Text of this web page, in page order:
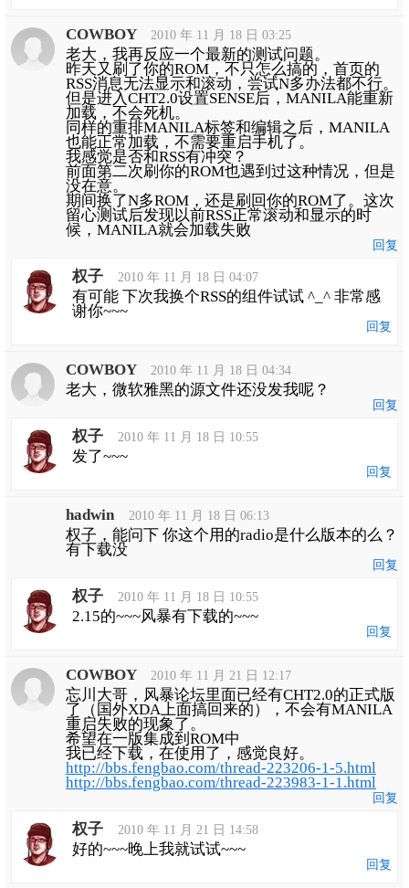
COWBOY 2010 年 11 月 18 日 03:25
老大，我再反应一个最新的测试问题。
昨天又刷了你的ROM，不只怎么搞的，首页的
RSS消息无法显示和滚动，尝试N多办法都不行。
但是进入CHT2.0设置SENSE后，MANILA能重新
加载，不会死机。
同样的重排MANILA标签和编辑之后，MANILA
也能正常加载，不需要重启手机了。
我感觉是否和RSS有冲突？
前面第二次刷你的ROM也遇到过这种情况，但是
没在意。
期间换了N多ROM，还是刷回你的ROM了。这次
留心测试后发现以前RSS正常滚动和显示的时
候，MANILA就会加载失败
回复
权子 2010 年 11 月 18 日 04:07
有可能 下次我换个RSS的组件试试 ^_^ 非常感
谢你~~~
回复
COWBOY 2010 年 11 月 18 日 04:34
老大，微软雅黑的源文件还没发我呢？
回复
权子 2010 年 11 月 18 日 10:55
发了~~~
回复
hadwin 2010 年 11 月 18 日 06:13
权子，能问下 你这个用的radio是什么版本的么？
有下载没
回复
权子 2010 年 11 月 18 日 10:55
2.15的~~~风暴有下载的~~~
回复
COWBOY 2010 年 11 月 21 日 12:17
忘川大哥，风暴论坛里面已经有CHT2.0的正式版
了（国外XDA上面搞回来的），不会有MANILA
重启失败的现象了。
希望在一版集成到ROM中
我已经下载，在使用了，感觉良好。
http://bbs.fengbao.com/thread-223206-1-5.html
http://bbs.fengbao.com/thread-223983-1-1.html
回复
权子 2010 年 11 月 21 日 14:58
好的~~~晚上我就试试~~~
回复